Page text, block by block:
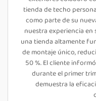
tienda de techo
como parte de su
nuestra experiencia en
una tienda altamente
de montaje único,
50 %. El cliente
durante el primer
demuestra la